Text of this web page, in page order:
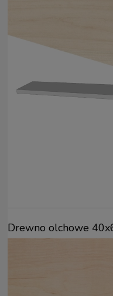
Drewno olchowe